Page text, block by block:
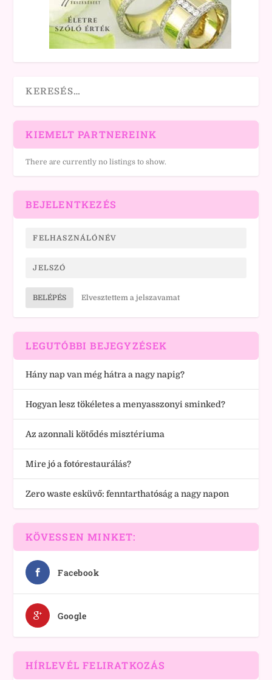
KIEMELT PARTNEREINK
There are currently no listings to show.
BEJELENTKEZÉS
BELÉPÉS Elvesztettem a jelszavamat
LEGUTÓBBI BEJEGYZÉSEK
Hány nap van még hátra a nagy napig?
Hogyan lesz tökéletes a menyasszonyi sminked?
Az azonnali kötődés misztériuma
Mire jó a fotórestaurálás?
Zero waste esküvő: fenntarthatóság a nagy napon
KÖVESSEN MINKET:
Facebook
Google
HÍRLEVÉL FELIRATKOZÁS